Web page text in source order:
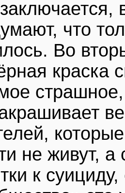
что
Во
краска
не живут, а
к